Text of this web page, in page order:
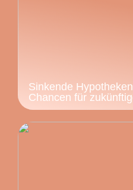
Sinkende
Chancen für